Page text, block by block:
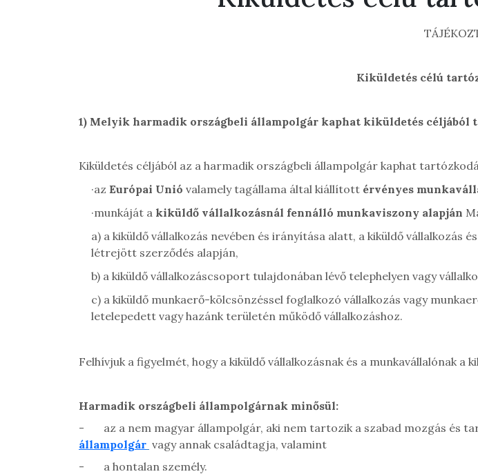
Kiküldetés célú
1) Melyik harmadik országbeli állampolgár kaphat kiküldetés céljából
Kiküldetés céljából az a harmadik országbeli állampolgár kaphat
·az Európai Unió valamely tagállama által kiállított érvényes
·munkáját a kiküldő vállalkozásnál fennálló munkaviszony alapján
a) a kiküldő vállalkozás nevében és irányítása alatt, a kiküldő
létrejött szerződés alapján,
b) a kiküldő vállalkozáscsoport tulajdonában lévő telephelyen vagy
c) a kiküldő munkaerő-kölcsönzéssel foglalkozó vállalkozás vagy
letelepedett vagy hazánk területén működő vállalkozáshoz.
Felhívjuk a figyelmét, hogy a kiküldő vállalkozásnak és a munkavállalónak a
Harmadik országbeli állampolgárnak minősül:
-
az a nem magyar állampolgár, aki nem tartozik a szabad mozgás és
állampolgár vagy annak családtagja, valamint
-
a hontalan személy.